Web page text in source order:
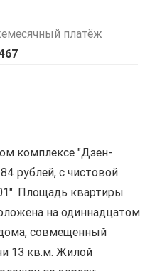
платёж
комплексе "Дзен-
рублей, с чистовой
Площадь квартиры
на одиннадцатом
совмещенный
13 кв.м. Жилой